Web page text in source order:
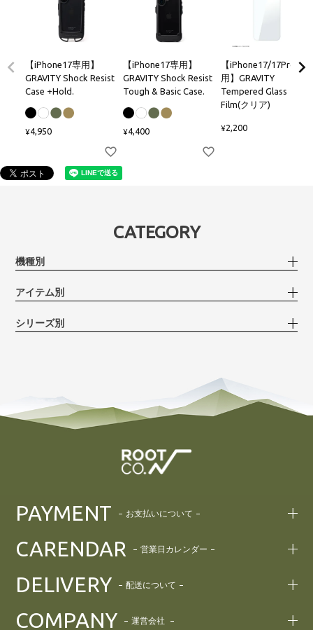
【iPhone17専用】
GRAVITY Shock Resist
Case +Hold.
¥4,950
【iPhone17専用】
GRAVITY Shock Resist
Tough & Basic Case.
¥4,400
【iPhone17/17Pro兼
用】GRAVITY
Tempered Glass
Film(クリア)
¥2,200
CATEGORY
機種別
アイテム別
シリーズ別
PAYMENT お支払いについて
CARENDAR 営業日カレンダー
DELIVERY 配送について
COMPANY 運営会社